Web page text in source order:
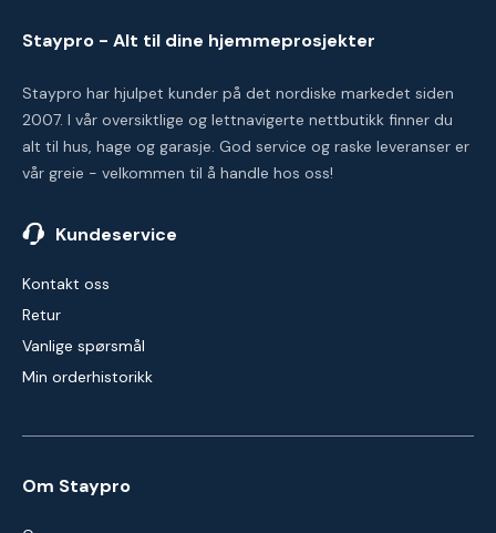
Staypro - Alt til dine hjemmeprosjekter
Staypro har hjulpet kunder på det nordiske markedet siden
2007. I vår oversiktlige og lettnavigerte nettbutikk finner du
alt til hus, hage og garasje. God service og raske leveranser er
vår greie - velkommen til å handle hos oss!
Kundeservice
Kontakt oss
Retur
Vanlige spørsmål
Min orderhistorikk
Om Staypro